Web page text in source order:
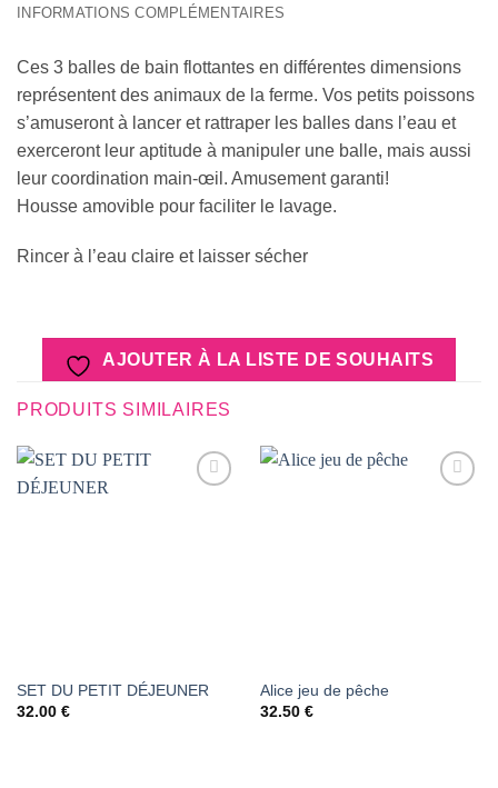
INFORMATIONS COMPLÉMENTAIRES
Ces 3 balles de bain flottantes en différentes dimensions
représentent des animaux de la ferme. Vos petits poissons
s’amuseront à lancer et rattraper les balles dans l’eau et
exerceront leur aptitude à manipuler une balle, mais aussi
leur coordination main-œil. Amusement garanti!
Housse amovible pour faciliter le lavage.
Rincer à l’eau claire et laisser sécher
AJOUTER À LA LISTE DE SOUHAITS
PRODUITS SIMILAIRES
SET DU PETIT DÉJEUNER
32.00 €
Alice jeu de pêche
32.50 €